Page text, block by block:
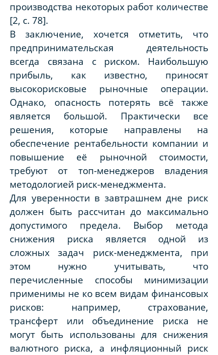
производства некоторых работ количестве
[2, с. 78].
В заключение, хочется отметить, что
предпринимательская деятельность
всегда связана с риском. Наибольшую
прибыль, как известно, приносят
высокорисковые рыночные операции.
Однако, опасность потерять всё также
является большой. Практически все
решения, которые направлены на
обеспечение рентабельности компании и
повышение её рыночной стоимости,
требуют от топ-менеджеров владения
методологией риск-менеджмента.
Для уверенности в завтрашнем дне риск
должен быть рассчитан до максимально
допустимого предела. Выбор метода
снижения риска является одной из
сложных задач риск-менеджмента, при
этом нужно учитывать, что
перечисленные способы минимизации
применимы не ко всем видам финансовых
рисков: например, страхование,
трансферт или объединение риска не
могут быть использованы для снижения
валютного риска, а инфляционный риск